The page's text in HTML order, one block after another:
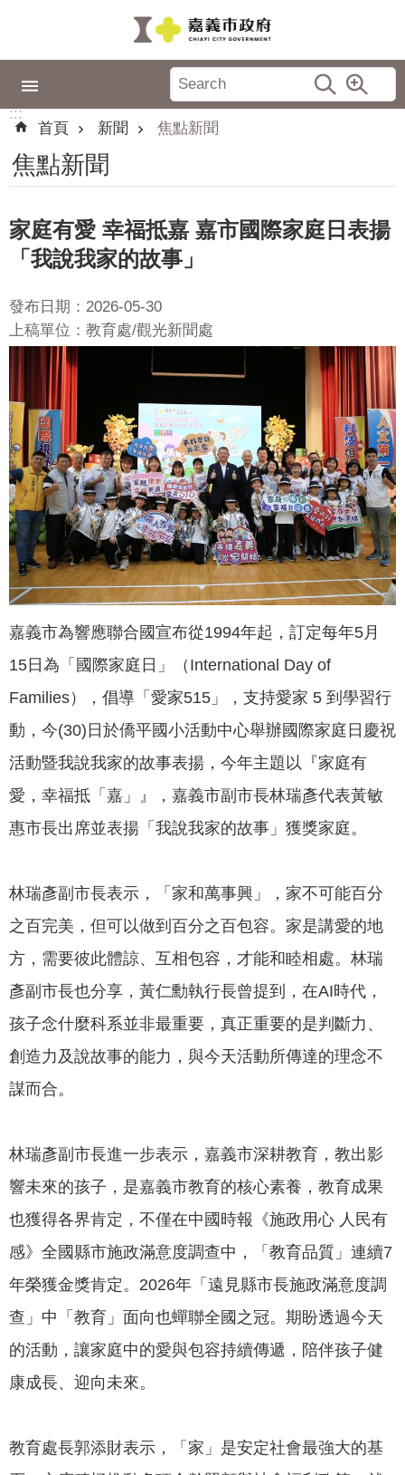
政
專
區
城
品
牌
識
嘉
義
新
聞
活
動
公
告
機
關
站
便
民
服
務
絡
我
網
社
群
政
府
訊
公
抗
旱
節
水
區
站
導
覽
頁
:::
首頁
新聞 焦點新聞
焦點新聞
家庭有愛 幸福抵嘉 嘉市國際家庭日表揚
「我說我家的故事」
發布日期：2026-05-30
上稿單位：教育處/觀光新聞處
嘉義市為響應聯合國宣布從1994年起，訂定每年5月
15日為「國際家庭日」（International Day of
Families），倡導「愛家515」，支持愛家 5 到學習行
動，今(30)日於僑平國小活動中心舉辦國際家庭日慶祝
活動暨我說我家的故事表揚，今年主題以『家庭有
愛，幸福抵「嘉」』，嘉義市副市長林瑞彥代表黃敏
惠市長出席並表揚「我說我家的故事」獲獎家庭。
林瑞彥副市長表示，「家和萬事興」，家不可能百分
之百完美，但可以做到百分之百包容。家是講愛的地
方，需要彼此體諒、互相包容，才能和睦相處。林瑞
彥副市長也分享，黃仁勳執行長曾提到，在AI時代，
孩子念什麼科系並非最重要，真正重要的是判斷力、
創造力及說故事的能力，與今天活動所傳達的理念不
謀而合。
林瑞彥副市長進一步表示，嘉義市深耕教育，教出影
響未來的孩子，是嘉義市教育的核心素養，教育成果
也獲得各界肯定，不僅在中國時報《施政用心 人民有
感》全國縣市施政滿意度調查中，「教育品質」連續7
年榮獲金獎肯定。2026年「遠見縣市長施政滿意度調
查」中「教育」面向也蟬聯全國之冠。期盼透過今天
的活動，讓家庭中的愛與包容持續傳遞，陪伴孩子健
康成長、迎向未來。
教育處長郭添財表示，「家」是安定社會最強大的基